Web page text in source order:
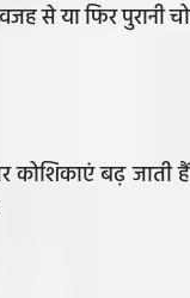
से या फिर पुरानी
बढ़ जाती